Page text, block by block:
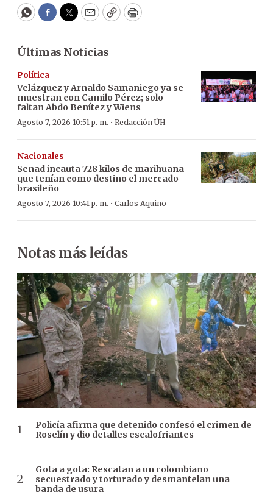
WhatsApp
Facebook
Twitter
EmailCopyPrint
Últimas Noticias
Política
Velázquez y Arnaldo Samaniego ya se
muestran con Camilo Pérez; solo
faltan Abdo Benítez y Wiens
Agosto 7, 2026 10:51 p. m. · Redacción ÚH
Nacionales
Senad incauta 728 kilos de marihuana
que tenían como destino el mercado
brasileño
Agosto 7, 2026 10:41 p. m. · Carlos Aquino
Notas más leídas
Policía afirma que detenido confesó el crimen de
Roselín y dio detalles escalofriantes
Gota a gota: Rescatan a un colombiano
secuestrado y torturado y desmantelan una
banda de usura